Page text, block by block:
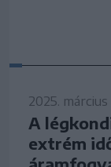
2025. március
A
extrém